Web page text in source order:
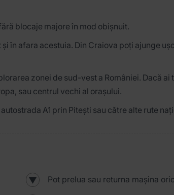
blocaje majore în mod obișnuit.
în afara acestuia. Din Craiova poți ajunge
zonei de sud-vest a României. Dacă
sau centrul vechi al orașului.
A1 prin Pitești sau către alte rute
▼ Pot prelua sau returna mașina